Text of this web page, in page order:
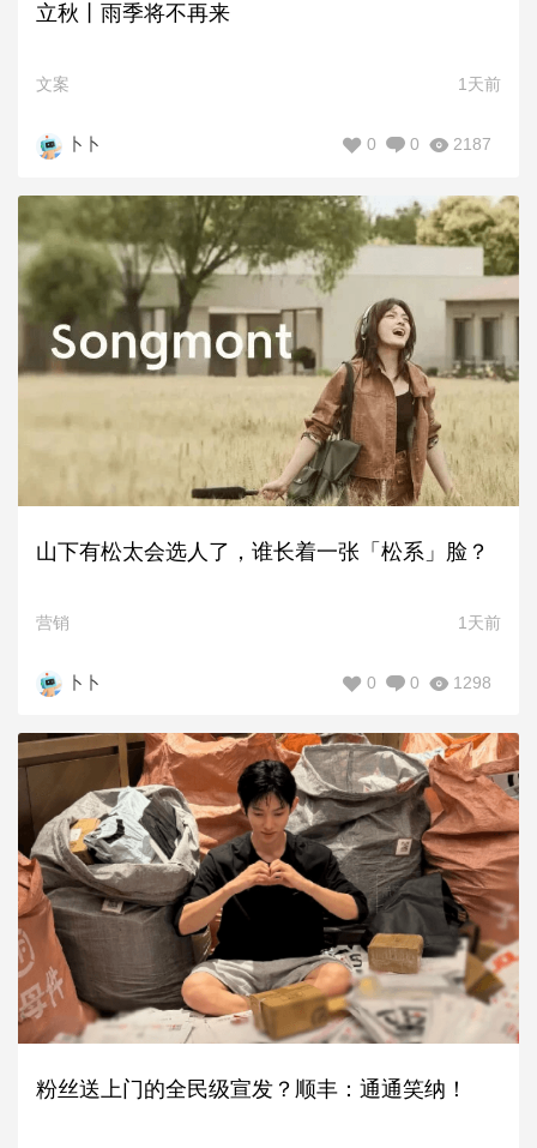
立秋丨雨季将不再来
文案 1天前
卜卜 2187
0
0
山下有松太会选人了，谁长着一张「松系」脸？
营销 1天前
卜卜 1298
0
0
粉丝送上门的全民级宣发？顺丰：通通笑纳！